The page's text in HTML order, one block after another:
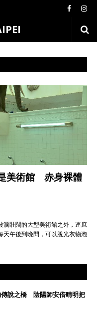
美術館 赤身裸體
瀾壯闊的大型美術館之外，連庶
天午後到晚間，可以脫光衣物泡
傳說之橋 陰陽師安倍晴明把